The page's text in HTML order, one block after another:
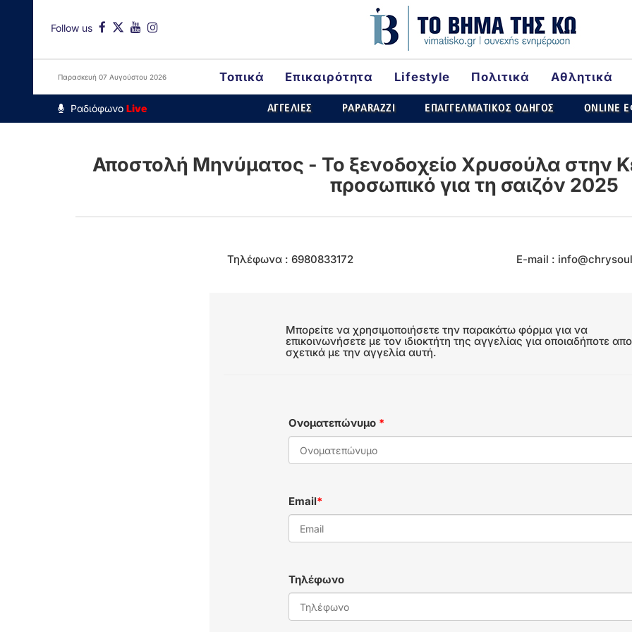
Follow us
Παρασκευή 07 Αυγούστου 2026 Τοπικά Επικαιρότητα Lifestyle Πολιτικά
Αθλητικά
Around The World
Ραδιόφωνο Live ΑΓΓΕΛΙΕΣ PAPARAZZI ΕΠΑΓΓΕΛΜΑΤΙΚΟΣ ΟΔΗΓΟΣ ONLINE
Αποστολή Μηνύματος - Το ξενοδοχείο Χρυσούλα στην
προσωπικό για τη σαιζόν 2025
Τηλέφωνα : 6980833172 E-mail :
Μπορείτε να χρησιμοποιήσετε την παρακάτω φόρμα για να
επικοινωνήσετε με τον ιδιοκτήτη της αγγελίας για οποιαδήποτε
σχετικά με την αγγελία αυτή.
Ονοματεπώνυμο *
Email*
Τηλέφωνο